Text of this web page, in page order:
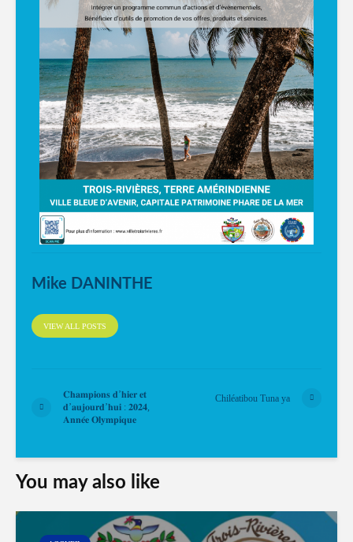
Mike DANINTHE
VIEW ALL POSTS
𝐂𝐡𝐚𝐦𝐩𝐢𝐨𝐧𝐬 𝐝’𝐡𝐢𝐞𝐫 𝐞𝐭
𝐝’𝐚𝐮𝐣𝐨𝐮𝐫𝐝’𝐡𝐮𝐢 : 𝟐𝟎𝟐𝟒,
𝐀𝐧𝐧𝐞́𝐞 𝐎𝐥𝐲𝐦𝐩𝐢𝐪𝐮𝐞
Chiléatibou Tuna ya
You may also like